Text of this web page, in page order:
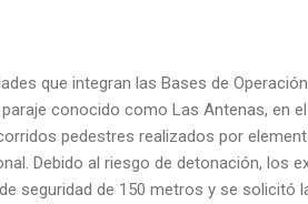
que integran las Bases de
conocido como Las Antenas, en el
pedestres realizados por
Debido al riesgo de detonación,
seguridad de 150 metros y se solicitó